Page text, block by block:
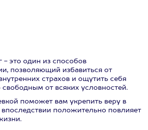
это один из способов
позволяющий избавиться от
страхов и ощутить себя
свободным от всяких условностей.
поможет вам укрепить веру в
положительно повлияет